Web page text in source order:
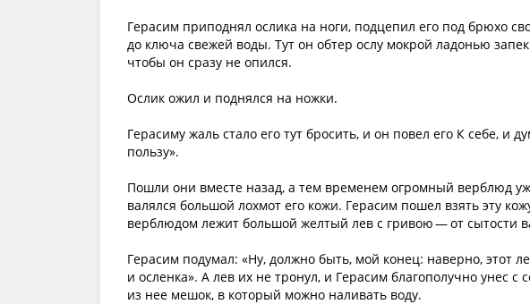
Герасим приподнял ослика на ноги, подцепил его под брюхо
до ключа свежей воды. Тут он обтер ослу мокрой ладонью
чтобы он сразу не опился.
Ослик ожил и поднялся на ножки.
Герасиму жаль стало его тут бросить, и он повел его К себе, и
пользу».
Пошли они вместе назад, а тем временем огромный верблюд
валялся большой лохмот его кожи. Герасим пошел взять эту
верблюдом лежит большой желтый лев с гривою — от сытости
Герасим подумал: «Ну, должно быть, мой конец: наверно, этот
и осленка». А лев их не тронул, и Герасим благополучно унес
из нее мешок, в который можно наливать воду.